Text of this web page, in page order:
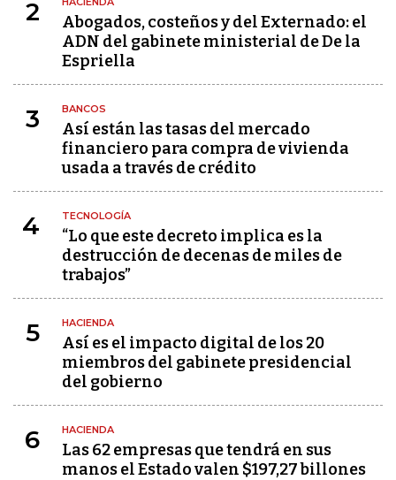
2
Abogados, costeños y del Externado: el
ADN del gabinete ministerial de De la
Espriella
3 BANCOS
Así están las tasas del mercado
financiero para compra de vivienda
usada a través de crédito
4 TECNOLOGÍA
“Lo que este decreto implica es la
destrucción de decenas de miles de
trabajos”
5 HACIENDA
Así es el impacto digital de los 20
miembros del gabinete presidencial
del gobierno
6 HACIENDA
Las 62 empresas que tendrá en sus
manos el Estado valen $197,27 billones